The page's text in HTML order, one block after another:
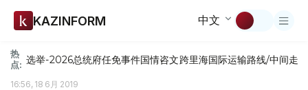
KAZINFORM 中文
热
点: 选举-2026总统府任免事件国情咨文跨里海国际运输路线/中间走廊
16:56, 18 6月 2019